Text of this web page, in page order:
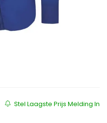
Stel Laagste Prijs Melding In